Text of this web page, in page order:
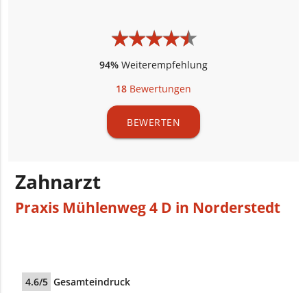
★★★★★
★★★★★
94% Weiterempfehlung
18 Bewertungen
BEWERTEN
Zahnarzt
Praxis Mühlenweg 4 D in Norderstedt
4.6/5 Gesamteindruck